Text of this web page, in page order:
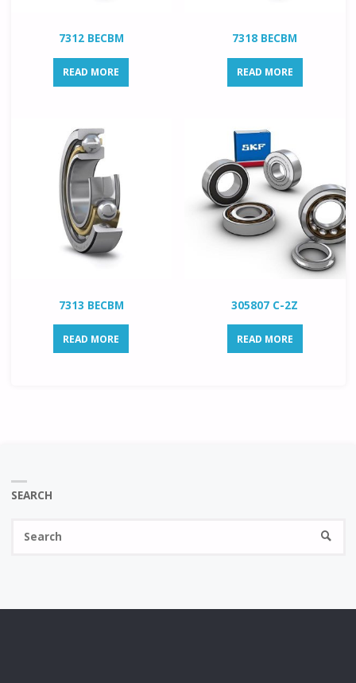
7312 BECBM
READ MORE
7318 BECBM
READ MORE
7313 BECBM
READ MORE
305807 C-2Z
READ MORE
SEARCH